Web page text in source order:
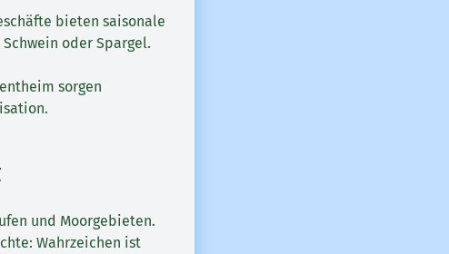
bieten saisonale
oder Spargel.
sorgen
und Moorgebieten.
Wahrzeichen ist